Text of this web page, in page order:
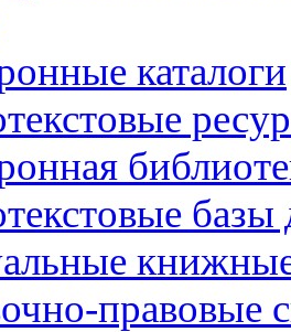
каталоги
правовые